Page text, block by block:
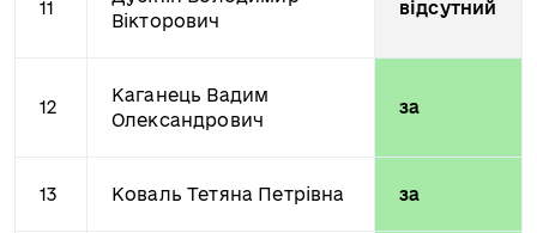
11
Вікторович
відсутний
12
Каганець Вадим
Олександрович
за
13 Коваль Тетяна Петрівна за